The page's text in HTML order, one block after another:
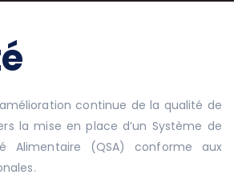
continue de la qualité de
la mise en place d’un Système de
Alimentaire (QSA) conforme aux